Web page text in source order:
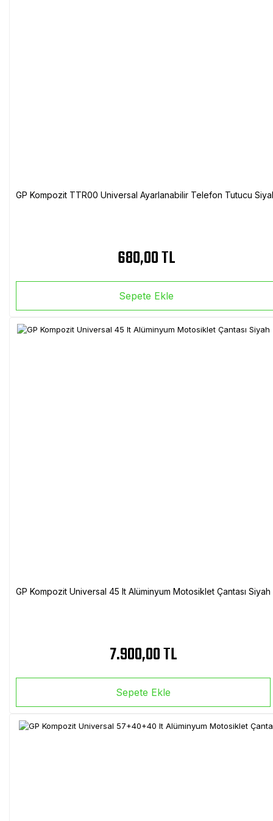
GP Kompozit TTR00 Universal Ayarlanabilir Telefon Tutucu
680,00 TL
Sepete Ekle
GP Kompozit Universal 45 lt Alüminyum Motosiklet Çantası Siyah
7.900,00 TL
Sepete Ekle